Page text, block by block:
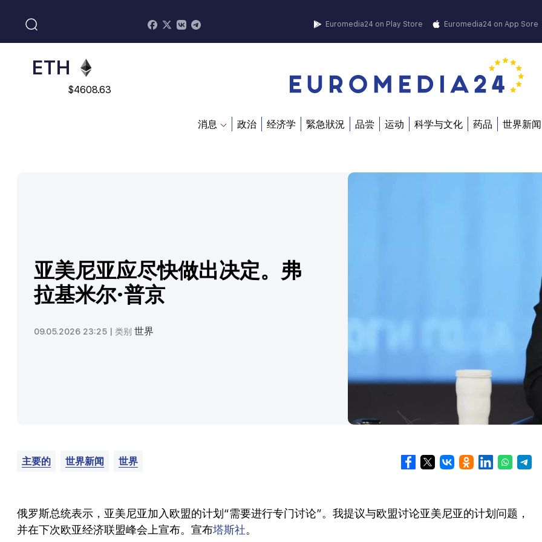
Euromedia24 on Play Store Euromedia24 on App Sore
ADA
$0.868816
ETH
$4608.63
消息 政治 经济学 緊急狀況 品尝 运动 科学与文化 药品 世界新闻
亚美尼亚应尽快做出决定。弗
拉基米尔·普京
09.05.2026 23:25 | 类别 世界
主要的 世界新闻 世界
俄罗斯总统表示，亚美尼亚加入欧盟的计划“需要进行专门讨论”。我提议与欧盟讨论亚美尼亚的计划问题，
并在下次欧亚经济联盟峰会上宣布。宣布塔斯社。